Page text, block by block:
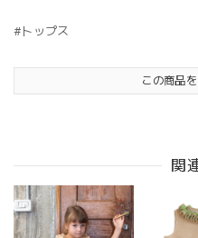
#トップス
この商品
関